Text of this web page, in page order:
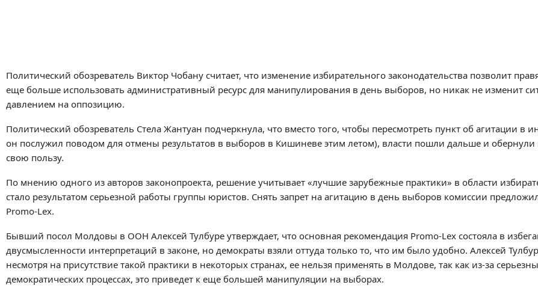
Политический обозреватель Виктор Чобану считает, что изменение избирательного законодательства позволит
еще больше использовать административный ресурс для манипулирования в день выборов, но никак не изменит
давлением на оппозицию.
Политический обозреватель Стела Жантуан подчеркнула, что вместо того, чтобы пересмотреть пункт об агитации в
он послужил поводом для отмены результатов в выборов в Кишиневе этим летом), власти пошли дальше и обернули
свою пользу.
По мнению одного из авторов законопроекта, решение учитывает «лучшие зарубежные практики» в области
стало результатом серьезной работы группы юристов. Снять запрет на агитацию в день выборов комиссии
Promo-Lex.
Бывший посол Молдовы в ООН Алексей Тулбуре утверждает, что основная рекомендация Promo-Lex состояла в
двусмысленности интерпретаций в законе, но демократы взяли оттуда только то, что им было удобно. Алексей
несмотря на присутствие такой практики в некоторых странах, ее нельзя применять в Молдове, так как из-за
демократических процессах, это приведет к еще большей манипуляции на выборах.